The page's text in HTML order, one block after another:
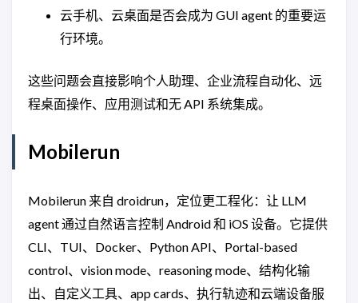
云手机、云桌面是否会成为 GUI agent 的重要运
行环境。
这些问题会直接影响个人助理、企业流程自动化、远
程桌面操作、应用测试和无 API 系统集成。
Mobilerun
Mobilerun 来自 droidrun，定位更工程化：让 LLM
agent 通过自然语言控制 Android 和 iOS 设备。它提供
CLI、TUI、Docker、Python API、Portal-based
control、vision mode、reasoning mode、结构化输
出、自定义工具、app cards、执行轨迹和云端设备服